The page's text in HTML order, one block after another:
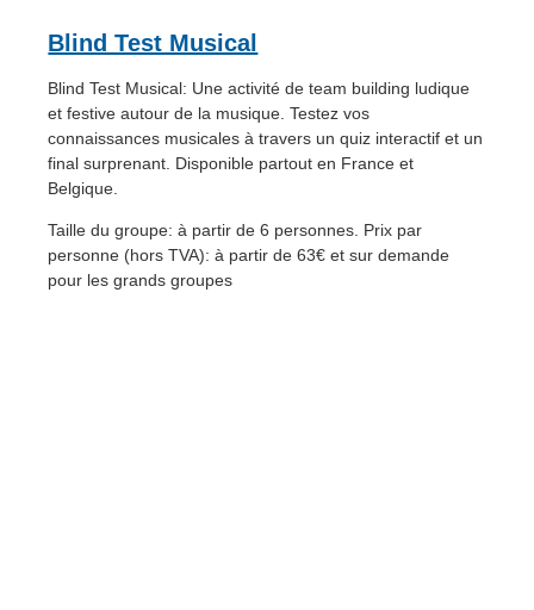
Blind Test Musical
Blind Test Musical: Une activité de team building ludique
et festive autour de la musique. Testez vos
connaissances musicales à travers un quiz interactif et un
final surprenant. Disponible partout en France et
Belgique.
Taille du groupe: à partir de 6 personnes. Prix par
personne (hors TVA): à partir de 63€ et sur demande
pour les grands groupes